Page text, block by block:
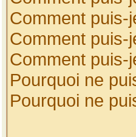
Comment puis-
Comment puis-
Comment puis-
Pourquoi ne
Pourquoi ne